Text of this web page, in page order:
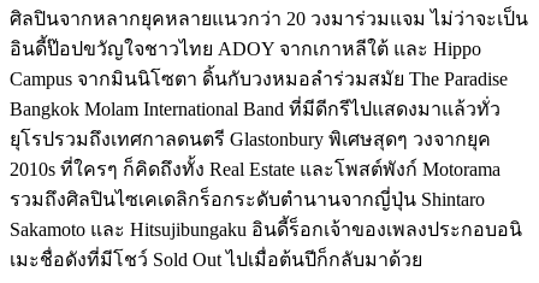
ศิลปินจากหลากยุคหลายแนวกว่า 20 วงมาร่วมแจม ไม่ว่าจะเป็น
อินดี้ป๊อปขวัญใจชาวไทย ADOY จากเกาหลีใต้ และ Hippo
Campus จากมินนิโซตา ดิ้นกับวงหมอลำร่วมสมัย The Paradise
Bangkok Molam International Band ที่มีดีกรีไปแสดงมาแล้วทั่ว
ยุโรปรวมถึงเทศกาลดนตรี Glastonbury พิเศษสุดๆ วงจากยุค
2010s ที่ใครๆ ก็คิดถึงทั้ง Real Estate และโพสต์พังก์ Motorama
รวมถึงศิลปินไซเคเดลิกร็อกระดับตำนานจากญี่ปุ่น Shintaro
Sakamoto และ Hitsujibungaku อินดี้ร็อกเจ้าของเพลงประกอบอนิ
เมะชื่อดังที่มีโชว์ Sold Out ไปเมื่อต้นปีก็กลับมาด้วย